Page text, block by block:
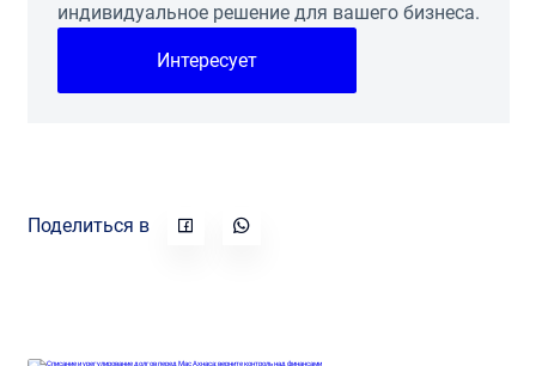
индивидуальное решение для вашего бизнеса.
Интересует
Поделиться в